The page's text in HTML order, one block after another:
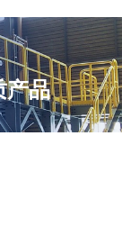
产品